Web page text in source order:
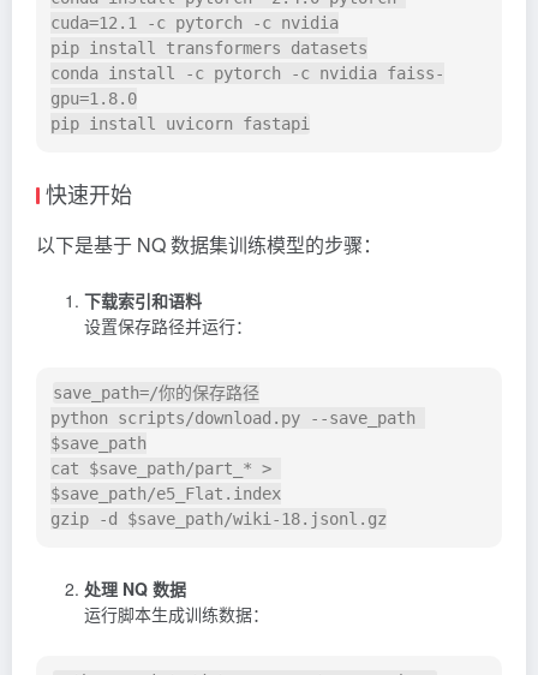
cuda=12.1 -c pytorch -c nvidia
pip install transformers datasets
conda install -c pytorch -c nvidia faiss-
gpu=1.8.0
快速开始
以下是基于 NQ 数据集训练模型的步骤：
下载索引和语料
设置保存路径并运行：
save_path=/你的保存路径
python scripts/download.py --save_path
$save_path
cat $save_path/part_* >
$save_path/e5_Flat.index
处理 NQ 数据
运行脚本生成训练数据：